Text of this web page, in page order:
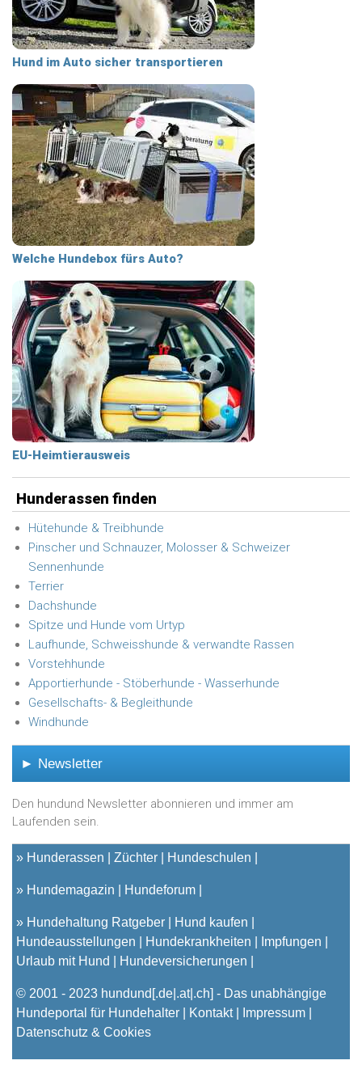
Hund im Auto sicher transportieren
Welche Hundebox fürs Auto?
EU-Heimtierausweis
Hunderassen finden
Hütehunde & Treibhunde
Pinscher und Schnauzer, Molosser & Schweizer
Sennenhunde
Terrier
Dachshunde
Spitze und Hunde vom Urtyp
Laufhunde, Schweisshunde & verwandte Rassen
Vorstehhunde
Apportierhunde - Stöberhunde - Wasserhunde
Gesellschafts- & Begleithunde
Windhunde
► Newsletter
Den hundund Newsletter abonnieren und immer am
Laufenden sein.
» Hunderassen Züchter Hundeschulen
» Hundemagazin Hundeforum
» Hundehaltung Ratgeber
Hund kaufen
Hundeausstellungen
Hundekrankheiten
Impfungen
Urlaub mit Hund
Hundeversicherungen
© 2001 - 2023 hundund [.de|.at|.ch] - Das unabhängige
Hundeportal für Hundehalter |
Kontakt| Impressum
Datenschutz & Cookies